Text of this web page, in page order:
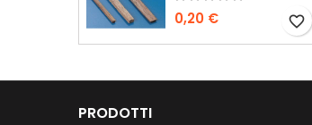
0,20 € favorite_border
PRODOTTI